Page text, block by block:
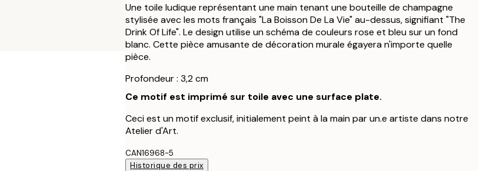
Une toile ludique représentant une main tenant une bouteille de champagne
stylisée avec les mots français "La Boisson De La Vie" au-dessus, signifiant "The
Drink Of Life". Le design utilise un schéma de couleurs rose et bleu sur un fond
blanc. Cette pièce amusante de décoration murale égayera n'importe quelle
pièce.
Profondeur : 3,2 cm
Ce motif est imprimé sur toile avec une surface plate.
Ceci est un motif exclusif, initialement peint à la main par un.e artiste dans notre
Atelier d'Art.
CAN16968-5
Historique des prix